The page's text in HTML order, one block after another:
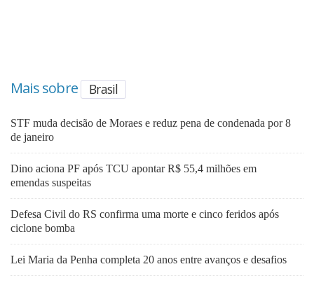
Mais sobre Brasil
STF muda decisão de Moraes e reduz pena de condenada por 8
de janeiro
Dino aciona PF após TCU apontar R$ 55,4 milhões em
emendas suspeitas
Defesa Civil do RS confirma uma morte e cinco feridos após
ciclone bomba
Lei Maria da Penha completa 20 anos entre avanços e desafios